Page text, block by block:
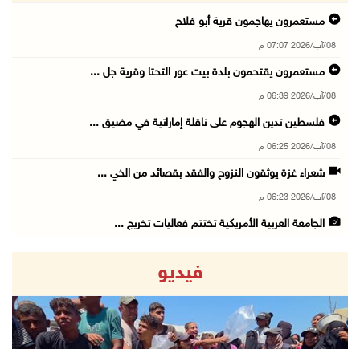
مستعمرون يهاجمون قرية أبو فلاح
08/آب/2026 07:07 م
مستعمرون يقتحمون بلدة بيت عور التحتا وقرية جل ...
08/آب/2026 06:39 م
فلسطين تدين الهجوم على ناقلة إماراتية في مضيق ...
08/آب/2026 06:25 م
شعراء غزة يوثقون النزوح والفقد بقصائد من الخي ...
08/آب/2026 06:23 م
الجامعة العربية الأمريكية تختتم فعاليات تخريج ...
إصابات بالاختناق خلال اقتحام الاحتلال قرية ال ...
08/آب/2026 05:52 م
الحايك: نقود جهودا وطنية لحماية المواقع الأثر ...
فيديو